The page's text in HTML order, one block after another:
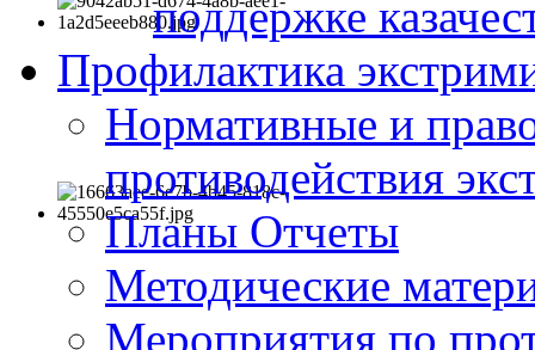
поддержке
Профилактика
Нормативные и
противодействия
Планы Отчеты
Методические
Мероприятия по